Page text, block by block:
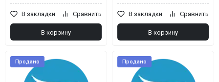
В закладки Сравнить
В корзину
В закладки Сравнить
В корзину
Продано Продано